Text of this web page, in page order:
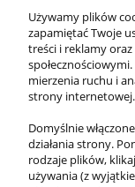
Używamy plików
zapamiętać Twoje
treści i reklamy
mierzenia ruchu i
strony internetowej.
Domyślnie
działania strony.
rodzaje plików,
używania (z